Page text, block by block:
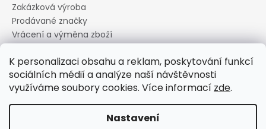
K personalizaci obsahu a reklam, poskytování funkcí
sociálních médií a analýze naší návštěvnosti
využíváme soubory cookies. Více informací zde.
Nastavení
Zakázková výroba
Prodávané značky
Vrácení a výměna zboží
Informace o souborech cookies
Reklamační řád
Obchodní podmínky